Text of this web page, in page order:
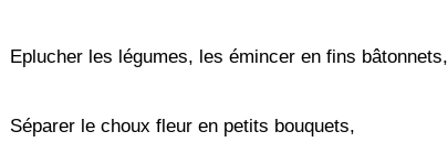
Eplucher les légumes, les émincer en fins bâtonnets,
Séparer le choux fleur en petits bouquets,